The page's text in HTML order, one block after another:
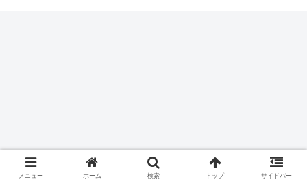
メニュー ホーム 検索 トップ サイドバー